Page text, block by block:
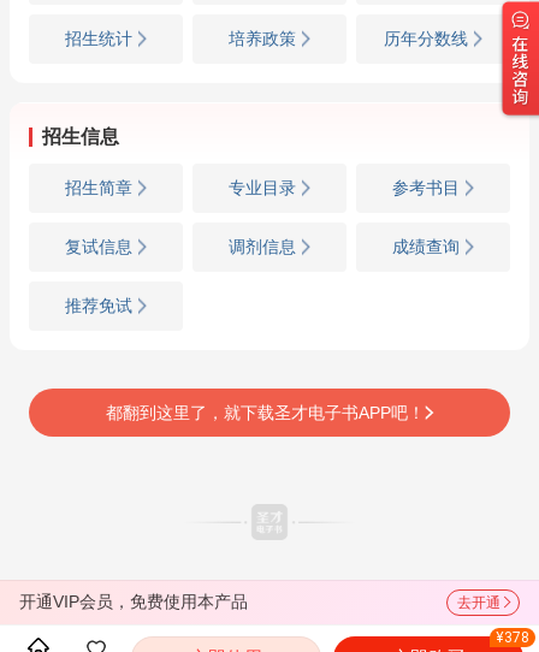
招生统计 培养政策 历年分数线
招生信息
招生简章 专业目录 参考书目
复试信息 调剂信息 成绩查询
推荐免试
都翻到这里了，就下载圣才电子书APP吧！
开通VIP会员，免费使用本产品 去开通
¥378